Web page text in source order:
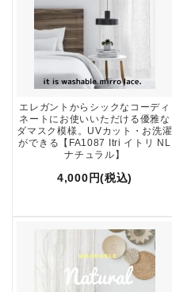
エレガントからシックなコーディ
ネートにお使いいただける優雅な
ダマスク模様。UVカット・お洗濯
ができる【FA1087 Itri イトリ NL
ナチュラル】
4,000円(税込)